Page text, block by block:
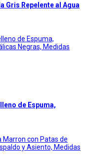
Gris Repelente al Agua
de Espuma,